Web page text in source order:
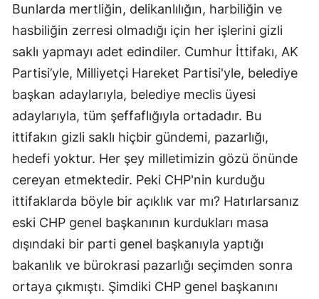
Bunlarda mertliğin, delikanlılığın, harbiliğin ve
hasbiliğin zerresi olmadığı için her işlerini gizli
saklı yapmayı adet edindiler. Cumhur İttifakı, AK
Partisi’yle, Milliyetçi Hareket Partisi'yle, belediye
başkan adaylarıyla, belediye meclis üyesi
adaylarıyla, tüm şeffaflığıyla ortadadır. Bu
ittifakın gizli saklı hiçbir gündemi, pazarlığı,
hedefi yoktur. Her şey milletimizin gözü önünde
cereyan etmektedir. Peki CHP'nin kurduğu
ittifaklarda böyle bir açıklık var mı? Hatırlarsanız
eski CHP genel başkanının kurdukları masa
dışındaki bir parti genel başkanıyla yaptığı
bakanlık ve bürokrasi pazarlığı seçimden sonra
ortaya çıkmıştı. Şimdiki CHP genel başkanını